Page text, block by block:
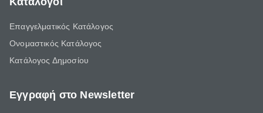
Επαγγελματικός Κατάλογος
Ονομαστικός Κατάλογος
Κατάλογος Δημοσίου
Εγγραφή στο Newsletter